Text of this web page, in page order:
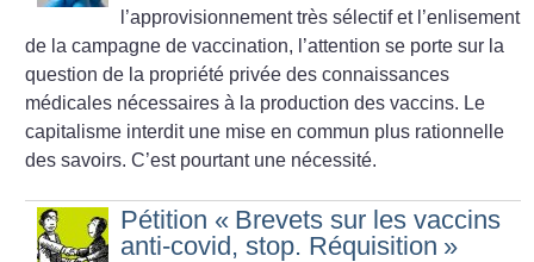
l’approvisionnement très sélectif et l’enlisement
de la campagne de vaccination, l’attention se porte sur la
question de la propriété privée des connaissances
médicales nécessaires à la production des vaccins. Le
capitalisme interdit une mise en commun plus rationnelle
des savoirs. C’est pourtant une nécessité.
Pétition « Brevets sur les vaccins
anti-covid, stop. Réquisition »